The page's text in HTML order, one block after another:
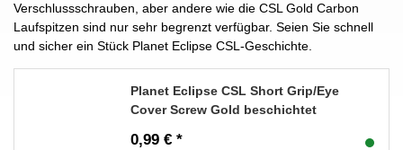
Verschlussschrauben, aber andere wie die CSL Gold Carbon
Laufspitzen sind nur sehr begrenzt verfügbar. Seien Sie schnell
und sicher ein Stück Planet Eclipse CSL-Geschichte.
Planet Eclipse CSL Short Grip/Eye
Cover Screw Gold beschichtet
0,99 € *